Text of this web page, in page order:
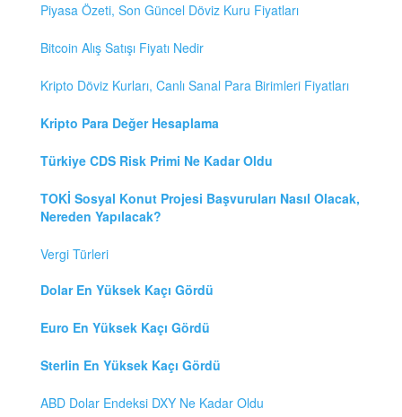
Piyasa Özeti, Son Güncel Döviz Kuru Fiyatları
Bitcoin Alış Satışı Fiyatı Nedir
Kripto Döviz Kurları, Canlı Sanal Para Birimleri Fiyatları
Kripto Para Değer Hesaplama
Türkiye CDS Risk Primi Ne Kadar Oldu
TOKİ Sosyal Konut Projesi Başvuruları Nasıl Olacak,
Nereden Yapılacak?
Vergi Türleri
Dolar En Yüksek Kaçı Gördü
Euro En Yüksek Kaçı Gördü
Sterlin En Yüksek Kaçı Gördü
ABD Dolar Endeksi DXY Ne Kadar Oldu